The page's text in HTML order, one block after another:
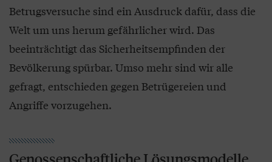
Betrugsversuche sind ein Ausdruck dafür, dass die
Welt um uns herum gefährlicher wird. Das
beeinträchtigt das Sicherheitsempfinden der
Bevölkerung spürbar. Umso mehr sind wir alle
gefragt, entschieden gegen Betrügereien und
Angriffe vorzugehen.